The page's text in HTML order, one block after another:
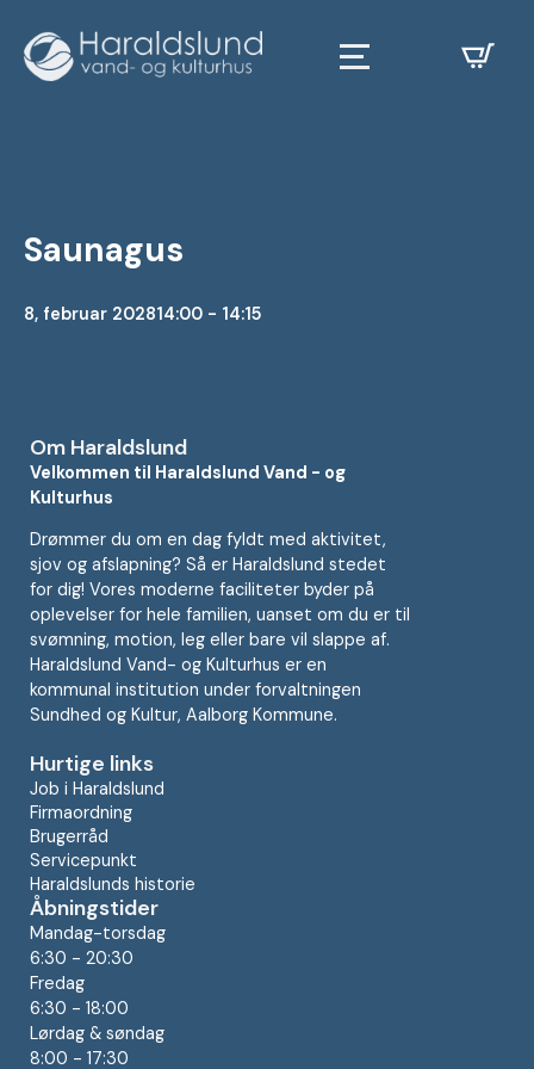
Saunagus
8, februar 202814:00 - 14:15
Om Haraldslund
Velkommen til Haraldslund Vand - og
Kulturhus
Drømmer du om en dag fyldt med aktivitet,
sjov og afslapning? Så er Haraldslund stedet
for dig! Vores moderne faciliteter byder på
oplevelser for hele familien, uanset om du er til
svømning, motion, leg eller bare vil slappe af.
Haraldslund Vand- og Kulturhus er en
kommunal institution under forvaltningen
Sundhed og Kultur, Aalborg Kommune.
Hurtige links
Job i Haraldslund
Firmaordning
Brugerråd
Servicepunkt
Haraldslunds historie
Åbningstider
Mandag-torsdag
6:30 - 20:30
Fredag
6:30 - 18:00
Lørdag & søndag
8:00 - 17:30